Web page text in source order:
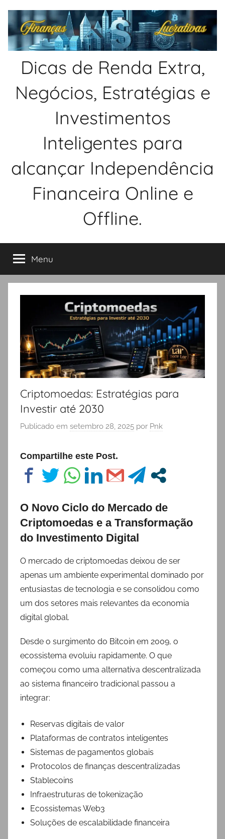
para
conteúdo
Dicas de Renda Extra,
Negócios, Estratégias e
Investimentos
Inteligentes para
alcançar Independência
Financeira Online e
Offline.
Menu
Criptomoedas: Estratégias para
Investir até 2030
Publicado em setembro 28, 2025 por Pnk
Compartilhe este Post.
O Novo Ciclo do Mercado de
Criptomoedas e a Transformação
do Investimento Digital
O mercado de criptomoedas deixou de ser
apenas um ambiente experimental dominado por
entusiastas de tecnologia e se consolidou como
um dos setores mais relevantes da economia
digital global.
Desde o surgimento do Bitcoin em 2009, o
ecossistema evoluiu rapidamente. O que
começou como uma alternativa descentralizada
ao sistema financeiro tradicional passou a
integrar:
Reservas digitais de valor
Plataformas de contratos inteligentes
Sistemas de pagamentos globais
Protocolos de finanças descentralizadas
Stablecoins
Infraestruturas de tokenização
Ecossistemas Web3
Soluções de escalabilidade financeira